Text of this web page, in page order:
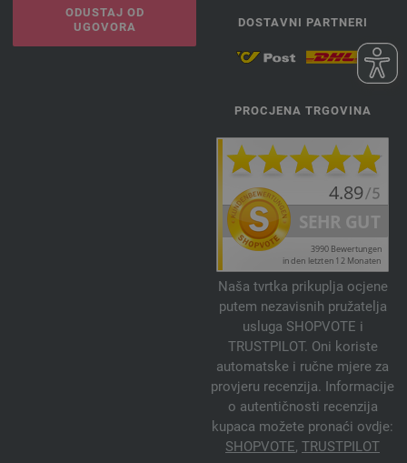
ODUSTAJ OD
UGOVORA
DOSTAVNI PARTNERI
PROCJENA TRGOVINA
Naša tvrtka prikuplja ocjene
putem nezavisnih pružatelja
usluga SHOPVOTE i
TRUSTPILOT. Oni koriste
automatske i ručne mjere za
provjeru recenzija. Informacije
o autentičnosti recenzija
kupaca možete pronaći ovdje:
SHOPVOTE, TRUSTPILOT